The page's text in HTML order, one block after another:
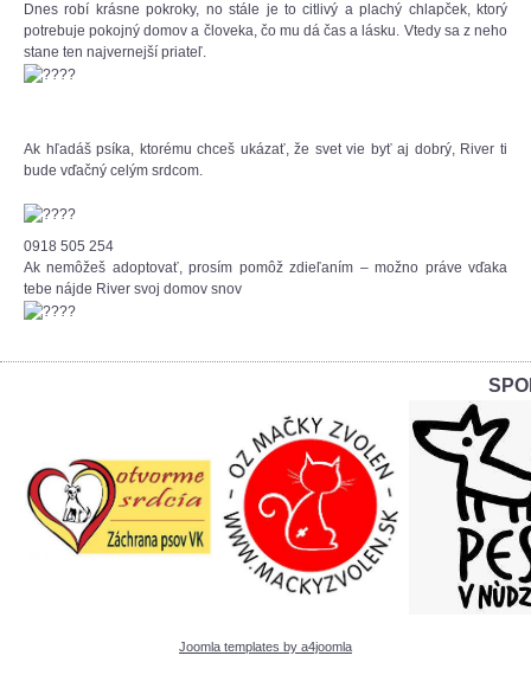
Dnes robí krásne pokroky, no stále je to citlivý a plachý chlapček, ktorý
potrebuje pokojný domov a človeka, čo mu dá čas a lásku. Vtedy sa z neho
stane ten najvernejší priateľ.
Ak hľadáš psíka, ktorému chceš ukázať, že svet vie byť aj dobrý, River ti
bude vďačný celým srdcom.
0918 505 254
Ak nemôžeš adoptovať, prosím pomôž zdieľaním – možno práve vďaka
tebe nájde River svoj domov snov
Joomla templates by a4joomla